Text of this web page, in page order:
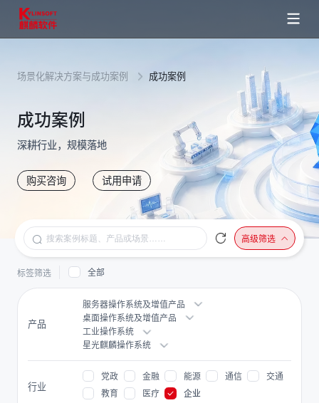
场景化解决方案与成功案例 成功案例
成功案例
深耕行业，规模落地
购买咨询 试用申请
高级筛选
标签筛选 全部
产品
服务器操作系统及增值产品
桌面操作系统及增值产品
工业操作系统
星光麒麟操作系统
行业
党政 金融 能源 通信 交通
教育 医疗 企业